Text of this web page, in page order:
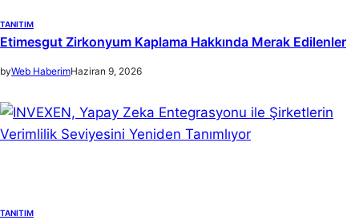
TANITIM
Etimesgut Zirkonyum Kaplama Hakkında Merak Edilenler
byWeb HaberimHaziran 9, 2026
TANITIM